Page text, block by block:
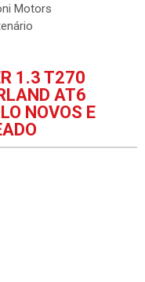
Motors
1.3 T270
AT6
NOVOS E